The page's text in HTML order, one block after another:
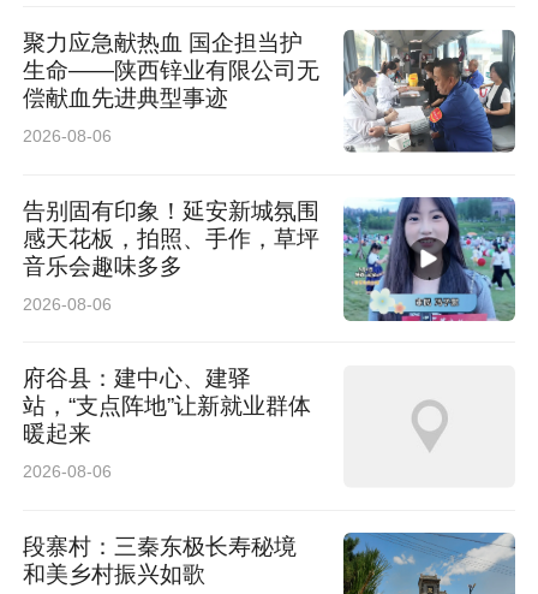
聚力应急献热血 国企担当护
生命——陕西锌业有限公司无
偿献血先进典型事迹
2026-08-06
告别固有印象！延安新城氛围
感天花板，拍照、手作，草坪
音乐会趣味多多
2026-08-06
府谷县：建中心、建驿
站，“支点阵地”让新就业群体
暖起来
2026-08-06
段寨村：三秦东极长寿秘境
和美乡村振兴如歌